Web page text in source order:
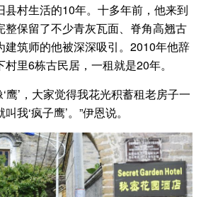
县村生活的10年。十多年前，他来到
整保留了不少青灰瓦面、脊角高翘古
建筑师的他被深深吸引。2010年他辞
里6栋古民居，一租就是20年。
’，大家觉得我花光积蓄租老房子一
我‘疯子鹰’。”伊恩说。